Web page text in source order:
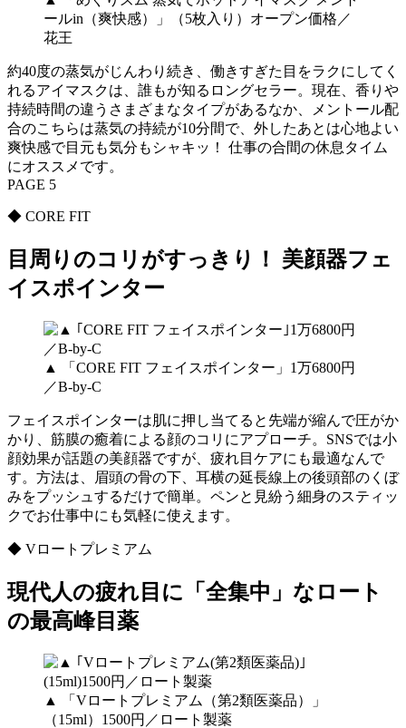
ールin（爽快感）」（5枚入り）オープン価格／
花王
約40度の蒸気がじんわり続き、働きすぎた目をラクにしてく
れるアイマスクは、誰もが知るロングセラー。現在、香りや
持続時間の違うさまざまなタイプがあるなか、メントール配
合のこちらは蒸気の持続が10分間で、外したあとは心地よい
爽快感で目元も気分もシャキッ！ 仕事の合間の休息タイム
にオススメです。
PAGE 5
◆ CORE FIT
目周りのコリがすっきり！ 美顔器フェ
イスポインター
▲ 「CORE FIT フェイスポインター」1万6800円
／B-by-C
フェイスポインターは肌に押し当てると先端が縮んで圧がか
かり、筋膜の癒着による顔のコリにアプローチ。SNSでは小
顔効果が話題の美顔器ですが、疲れ目ケアにも最適なんで
す。方法は、眉頭の骨の下、耳横の延長線上の後頭部のくぼ
みをプッシュするだけで簡単。ペンと見紛う細身のスティッ
クでお仕事中にも気軽に使えます。
◆ Vロートプレミアム
現代人の疲れ目に「全集中」なロート
の最高峰目薬
▲ 「Vロートプレミアム（第2類医薬品）」
（15ml）1500円／ロート製薬